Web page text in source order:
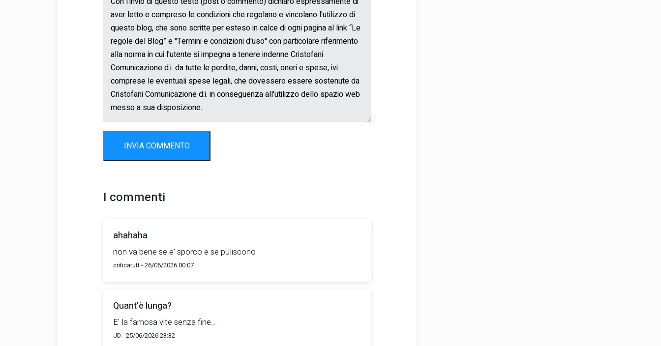
INVIA COMMENTO
I commenti
ahahaha
non va bene se e' sporco e se puliscono
criticatutt - 26/06/2026 00:07
Quant'è lunga?
E' la famosa vite senza fine...
JD - 25/06/2026 23:32